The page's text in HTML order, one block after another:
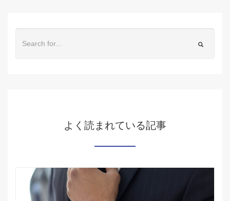
よく読まれている記事